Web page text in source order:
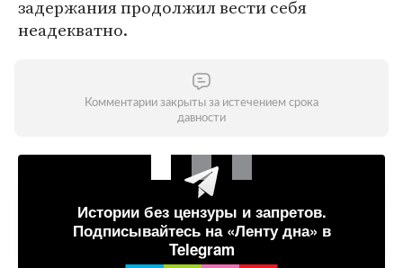
задержания продолжил вести себя
неадекватно.
Комментарии закрыты за истечением срока
давности
Истории без цензуры и запретов.
Подписывайтесь на «Ленту дна» в
Telegram